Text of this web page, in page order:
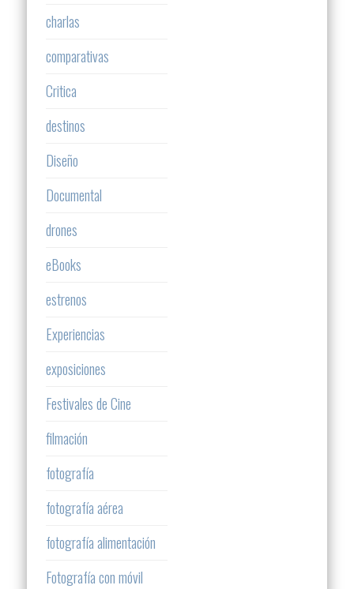
charlas
comparativas
Critica
destinos
Diseño
Documental
drones
eBooks
estrenos
Experiencias
exposiciones
Festivales de Cine
filmación
fotografía
fotografía aérea
fotografía alimentación
Fotografía con móvil